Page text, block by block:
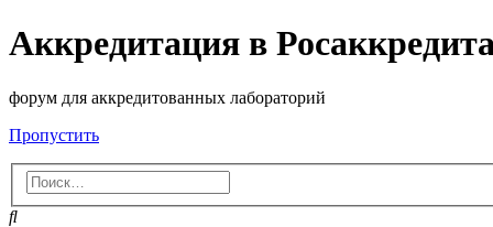
Аккредитация в
форум для аккредитованных лабораторий
Пропустить
Поиск